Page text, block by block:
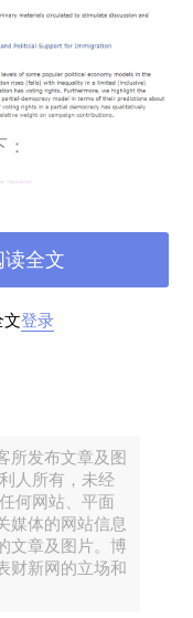
趣的文章信息，其
timedelta
文登录
读全文
发布文章及图
人所有，未经
何网站、平面
媒体的网站信息
文章及图片。博
财新网的立场和